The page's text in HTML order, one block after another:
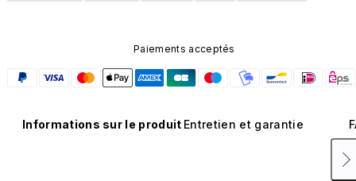
Paiements acceptés
Informations sur le produit Entretien et garantie